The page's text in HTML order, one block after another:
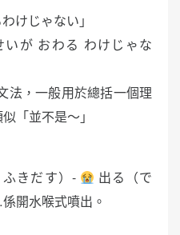
けじゃない」
いが おわる わけじゃな
法，一般用於總括一個理
「並不是～」
きだす）-
出る（で
開水喉式噴出。